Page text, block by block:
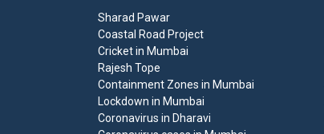
Sharad Pawar
Coastal Road Project
Cricket in Mumbai
Rajesh Tope
Containment Zones in Mumbai
Lockdown in Mumbai
Coronavirus in Dharavi